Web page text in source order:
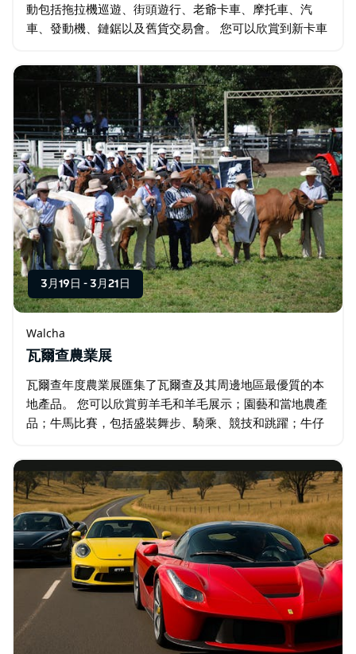
動包括拖拉機巡遊、街頭遊行、老爺卡車、摩托車、汽
車、發動機、鏈鋸以及舊貨交易會。 您可以欣賞到新卡車
還可以在兒童樂園玩耍。 這將是一個充滿樂趣的週末…
3月19日 - 3月21日
Walcha
瓦爾查農業展
瓦爾查年度農業展匯集了瓦爾查及其周邊地區最優質的本
地產品。 您可以欣賞剪羊毛和羊毛展示；園藝和當地農產
品；牛馬比賽，包括盛裝舞步、騎乘、競技和跳躍；牛仔
華橫溢的藝術社區帶來的高品質藝術和攝影作品—…